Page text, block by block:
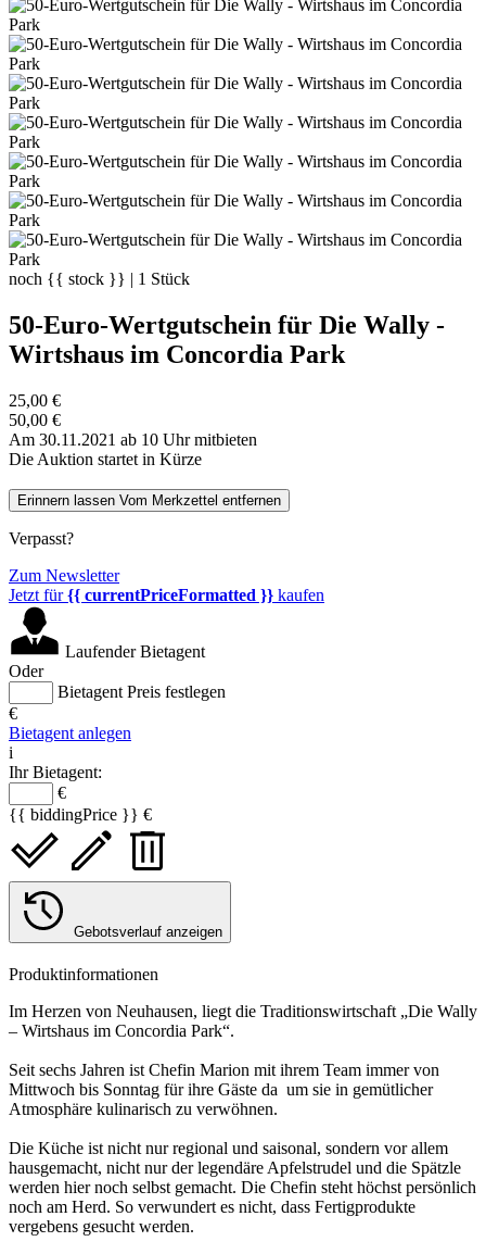
noch {{ stock }} | 1 Stück
50-Euro-Wertgutschein für Die Wally -
Wirtshaus im Concordia Park
25,00 €
50,00 €
Am 30.11.2021 ab 10 Uhr mitbieten
Die Auktion startet in Kürze
Erinnern lassen Vom Merkzettel entfernen
Verpasst?
Zum Newsletter
Jetzt für{{ currentPriceFormatted }} kaufen
Laufender Bietagent
Oder
Bietagent Preis festlegen
€
Bietagent anlegen
i
Ihr Bietagent:
€
{{ biddingPrice }} €
Gebotsverlauf anzeigen
Produktinformationen
Im Herzen von Neuhausen, liegt die Traditionswirtschaft „Die Wally
– Wirtshaus im Concordia Park“.
Seit sechs Jahren ist Chefin Marion mit ihrem Team immer von
Mittwoch bis Sonntag für ihre Gäste da um sie in gemütlicher
Atmosphäre kulinarisch zu verwöhnen.
Die Küche ist nicht nur regional und saisonal, sondern vor allem
hausgemacht, nicht nur der legendäre Apfelstrudel und die Spätzle
werden hier noch selbst gemacht. Die Chefin steht höchst persönlich
noch am Herd. So verwundert es nicht, dass Fertigprodukte
vergebens gesucht werden.